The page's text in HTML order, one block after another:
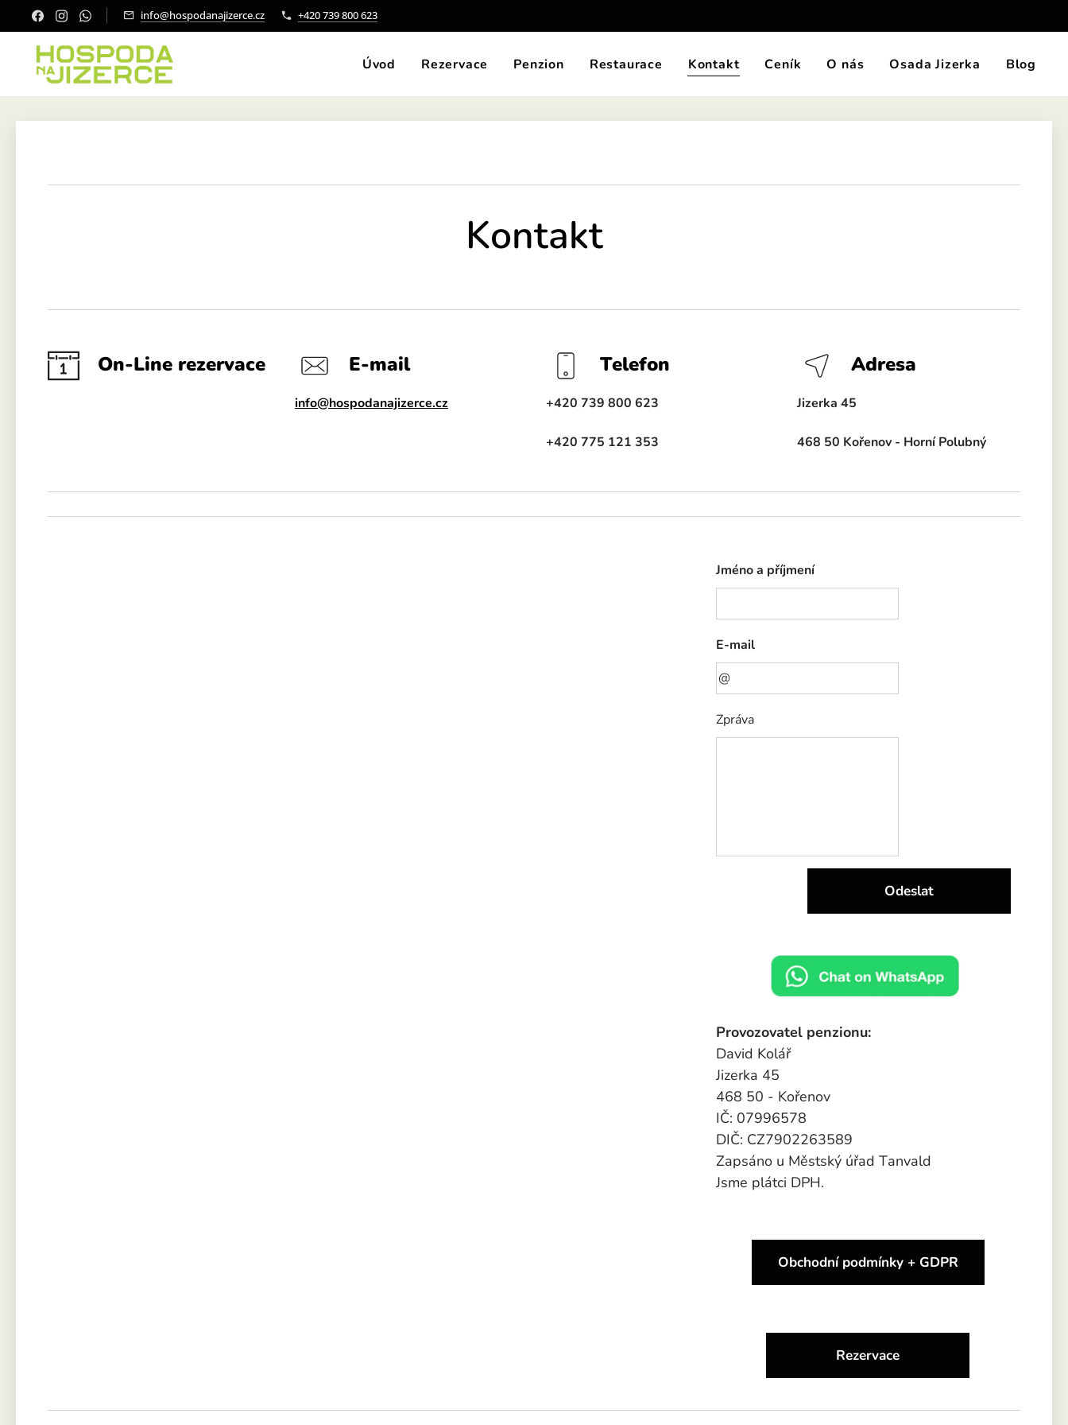
info@hospodanajizerce.cz +420 739 800 623
Úvod Rezervace Penzion Restaurace Kontakt Ceník O nás Osada Jizerka Blog
Kontakt
On-Line rezervace E-mail
info@hospodanajizerce.cz
Telefon
+420 739 800 623
+420 775 121 353
Adresa
Jizerka 45
468 50 Kořenov - Horní Polubný
Jméno a příjmení
E-mail
Zpráva
Odeslat
Provozovatel penzionu:
David Kolář
Jizerka 45
468 50 - Kořenov
IČ: 07996578
DIČ: CZ7902263589
Zapsáno u Městský úřad Tanvald
Jsme plátci DPH.
Obchodní podmínky + GDPR
Rezervace